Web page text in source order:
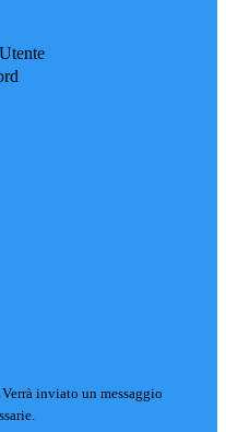
Verrà inviato un messaggio